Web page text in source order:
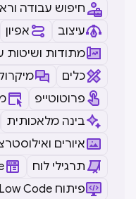
חיפוש עבודה
עיצוב
אפיון
מתודות ושיטות
כלים
פרוטוטייפ
בינה מלאכותית
איורים
תרגילי לוח
Low Code פיתוח